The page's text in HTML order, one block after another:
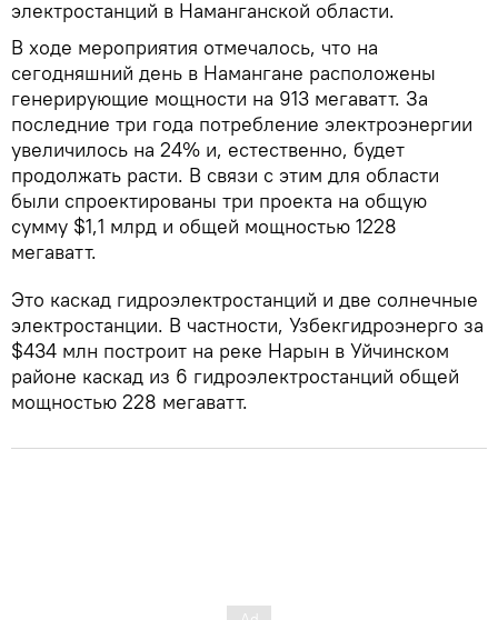
электростанций в Наманганской области.
В ходе мероприятия отмечалось, что на
сегодняшний день в Намангане расположены
генерирующие мощности на 913 мегаватт. За
последние три года потребление электроэнергии
увеличилось на 24% и, естественно, будет
продолжать расти. В связи с этим для области
были спроектированы три проекта на общую
сумму $1,1 млрд и общей мощностью 1228
мегаватт.
Это каскад гидроэлектростанций и две солнечные
электростанции. В частности, Узбекгидроэнерго за
$434 млн построит на реке Нарын в Уйчинском
районе каскад из 6 гидроэлектростанций общей
мощностью 228 мегаватт.